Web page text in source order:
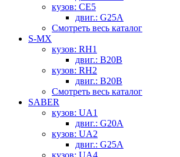
кузов: CE5
двиг.: G25A
Смотреть весь каталог
S-MX
кузов: RH1
двиг.: B20B
кузов: RH2
двиг.: B20B
Смотреть весь каталог
SABER
кузов: UA1
двиг.: G20A
кузов: UA2
двиг.: G25A
кузов: UA4